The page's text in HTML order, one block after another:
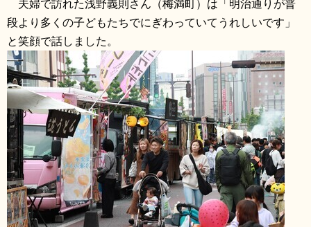
夫婦で訪れた浅野義則さん（梅満町）は「明治通りが普
段より多くの子どもたちでにぎわっていてうれしいです」
と笑顔で話しました。